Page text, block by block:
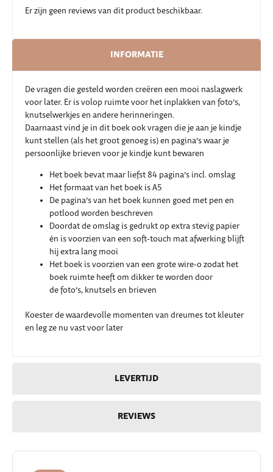
INFORMATIE
LEVERTIJD
REVIEWS
De vragen die gesteld worden creëren een mooi naslagwerk
voor later. Er is volop ruimte voor het inplakken van foto’s,
knutselwerkjes en andere herinneringen.
Daarnaast vind je in dit boek ook vragen die je aan je kindje
kunt stellen (als het groot genoeg is) en pagina’s waar je
persoonlijke brieven voor je kindje kunt bewaren
Het boek bevat maar liefst 84 pagina’s incl. omslag
Het formaat van het boek is A5
De pagina’s van het boek kunnen goed met pen en
potlood worden beschreven
Doordat de omslag is gedrukt op extra stevig papier
én is voorzien van een soft-touch mat afwerking blijft
hij extra lang mooi
Het boek is voorzien van een grote wire-o zodat het
boek ruimte heeft om dikker te worden door
de foto’s, knutsels en brieven
Koester de waardevolle momenten van dreumes tot kleuter
en leg ze nu vast voor later
Er zijn geen reviews van dit product beschikbaar.